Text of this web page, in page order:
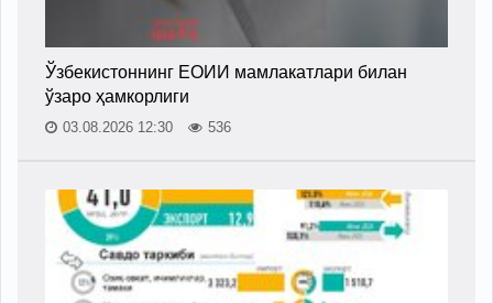
Ўзбекистоннинг ЕОИИ мамлакатлари билан
ўзаро ҳамкорлиги
03.08.2026 12:30 536